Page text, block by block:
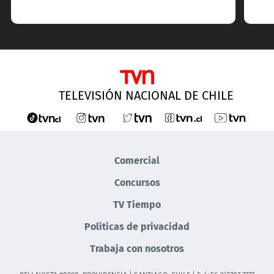
TELEVISIÓN NACIONAL DE CHILE
Comercial
Concursos
TV Tiempo
Políticas de privacidad
Trabaja con nosotros